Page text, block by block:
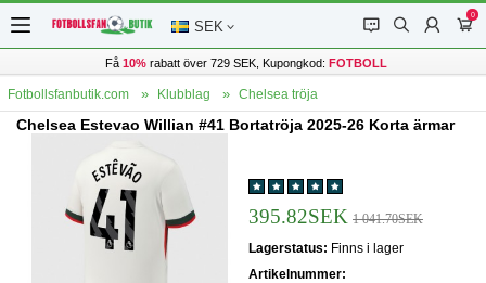
SEK 󰂱 󰂨 󰃳
0
󰃦
Få 10%rabatt över 729 SEK, Kupongkod: FOTBOLL
Fotbollsfanbutik.com Klubblag Chelsea tröja
Chelsea Estevao Willian #41 Bortatröja 2025-26 Korta ärmar
395.82SEK 1 041.70SEK
Lagerstatus: Finns i lager
Artikelnummer: